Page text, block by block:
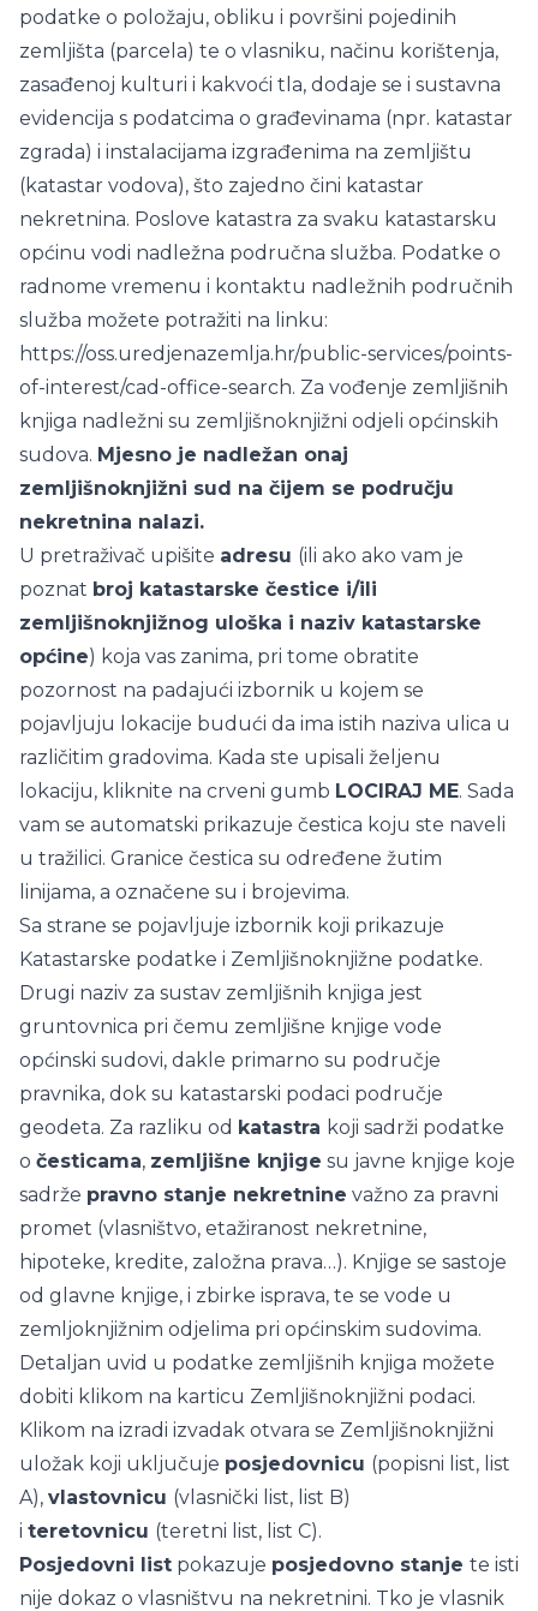
podatke o položaju, obliku i površini pojedinih
zemljišta (parcela) te o vlasniku, načinu korištenja,
zasađenoj kulturi i kakvoći tla, dodaje se i sustavna
evidencija s podatcima o građevinama (npr. katastar
zgrada) i instalacijama izgrađenima na zemljištu
(katastar vodova), što zajedno čini katastar
nekretnina. Poslove katastra za svaku katastarsku
općinu vodi nadležna područna služba. Podatke o
radnome vremenu i kontaktu nadležnih područnih
služba možete potražiti na linku:
https://oss.uredjenazemlja.hr/public-services/points-
of-interest/cad-office-search. Za vođenje zemljišnih
knjiga nadležni su zemljišnoknjižni odjeli općinskih
sudova. Mjesno je nadležan onaj
zemljišnoknjižni sud na čijem se području
nekretnina nalazi.
U pretraživač upišite adresu (ili ako ako vam je
poznat broj katastarske čestice i/ili
zemljišnoknjižnog uloška i naziv katastarske
općine) koja vas zanima, pri tome obratite
pozornost na padajući izbornik u kojem se
pojavljuju lokacije budući da ima istih naziva ulica u
različitim gradovima. Kada ste upisali željenu
lokaciju, kliknite na crveni gumb LOCIRAJ ME. Sada
vam se automatski prikazuje čestica koju ste naveli
u tražilici. Granice čestica su određene žutim
linijama, a označene su i brojevima.
Sa strane se pojavljuje izbornik koji prikazuje
Katastarske podatke i Zemljišnoknjižne podatke.
Drugi naziv za sustav zemljišnih knjiga jest
gruntovnica pri čemu zemljišne knjige vode
općinski sudovi, dakle primarno su područje
pravnika, dok su katastarski podaci područje
geodeta. Za razliku od katastra koji sadrži podatke
o česticama, zemljišne knjige su javne knjige koje
sadrže pravno stanje nekretnine važno za pravni
promet (vlasništvo, etažiranost nekretnine,
hipoteke, kredite, založna prava…). Knjige se sastoje
od glavne knjige, i zbirke isprava, te se vode u
zemljoknjižnim odjelima pri općinskim sudovima.
Detaljan uvid u podatke zemljišnih knjiga možete
dobiti klikom na karticu Zemljišnoknjižni podaci.
Klikom na izradi izvadak otvara se Zemljišnoknjižni
uložak koji uključuje posjedovnicu (popisni list, list
A), vlastovnicu (vlasnički list, list B)
i teretovnicu (teretni list, list C).
Posjedovni list pokazuje posjedovno stanje te isti
nije dokaz o vlasništvu na nekretnini. Tko je vlasnik